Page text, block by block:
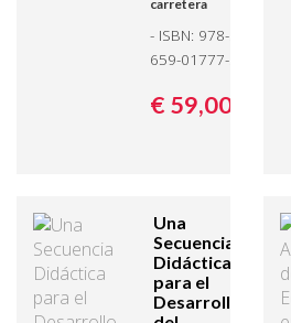
carretera
- ISBN: 978-3-
659-01777-3
€ 59,00
Una
Secuencia
Didáctica
para el
Desarrollo